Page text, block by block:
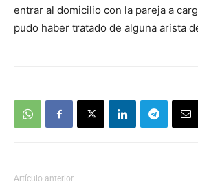
entrar al domicilio con la pareja a
pudo haber tratado de alguna arista
Artículo anterior